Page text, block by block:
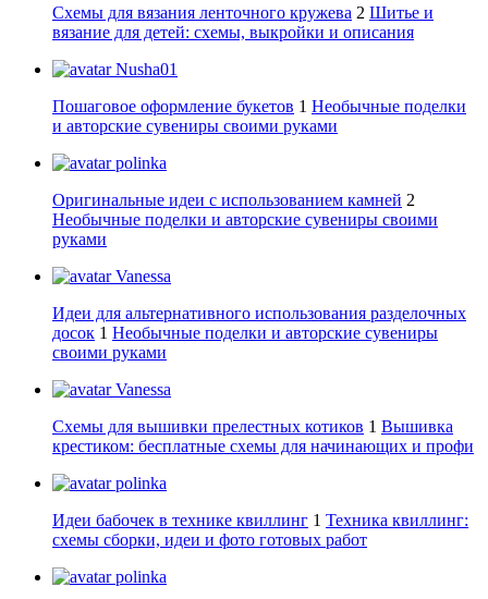
Схемы для вязания ленточного кружева 2 Шитье и
вязание для детей: схемы, выкройки и описания
Nusha01
Пошаговое оформление букетов 1 Необычные поделки
и авторские сувениры своими руками
polinka
Оригинальные идеи с использованием камней 2
Необычные поделки и авторские сувениры своими
руками
Vanessa
Идеи для альтернативного использования разделочных
досок 1 Необычные поделки и авторские сувениры
своими руками
Vanessa
Схемы для вышивки прелестных котиков 1 Вышивка
крестиком: бесплатные схемы для начинающих и профи
polinka
Идеи бабочек в технике квиллинг 1 Техника квиллинг:
схемы сборки, идеи и фото готовых работ
polinka